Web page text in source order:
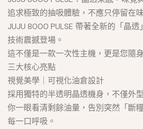
追求極致的抽吸體驗，不應只停留在
JUJU 8000 PULSE 帶著全新的「晶透
技術震撼登場。
這不僅是一款一次性主機，更是您隨
三大核心亮點
​視覺美學｜可視化油倉設計
採用獨特的半透明晶透機身，不僅外
你一眼看清剩餘油量，告別突然「斷
每一口呼吸。